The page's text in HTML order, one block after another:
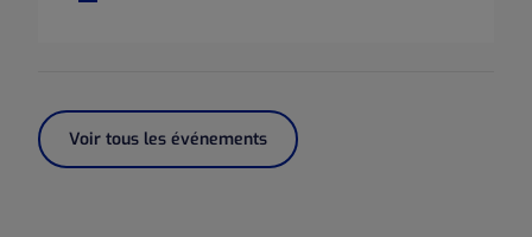
Voir tous les événements